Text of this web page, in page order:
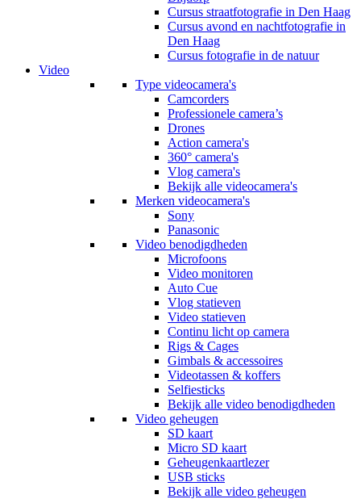
Cursus straatfotografie in Den Haag
Cursus avond en nachtfotografie in
Den Haag
Cursus fotografie in de natuur
Video
Type videocamera's
Camcorders
Professionele camera’s
Drones
Action camera's
360° camera's
Vlog camera's
Bekijk alle videocamera's
Merken videocamera's
Sony
Panasonic
Video benodigdheden
Microfoons
Video monitoren
Auto Cue
Vlog statieven
Video statieven
Continu licht op camera
Rigs & Cages
Gimbals & accessoires
Videotassen & koffers
Selfiesticks
Bekijk alle video benodigdheden
Video geheugen
SD kaart
Micro SD kaart
Geheugenkaartlezer
USB sticks
Bekijk alle video geheugen